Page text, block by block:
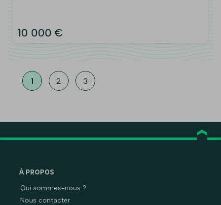
10 000 €
1 2 3
À PROPOS
Qui sommes-nous ?
Nous contacter